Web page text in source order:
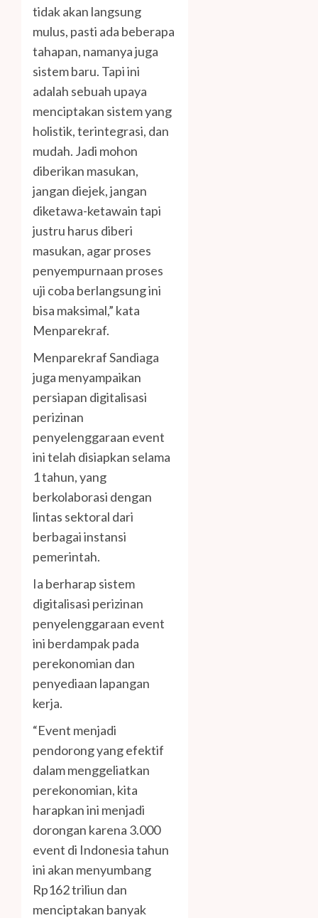
tidak akan langsung
mulus, pasti ada beberapa
tahapan, namanya juga
sistem baru. Tapi ini
adalah sebuah upaya
menciptakan sistem yang
holistik, terintegrasi, dan
mudah. Jadi mohon
diberikan masukan,
jangan diejek, jangan
diketawa-ketawain tapi
justru harus diberi
masukan, agar proses
penyempurnaan proses
uji coba berlangsung ini
bisa maksimal,” kata
Menparekraf.
Menparekraf Sandiaga
juga menyampaikan
persiapan digitalisasi
perizinan
penyelenggaraan event
ini telah disiapkan selama
1 tahun, yang
berkolaborasi dengan
lintas sektoral dari
berbagai instansi
pemerintah.
Ia berharap sistem
digitalisasi perizinan
penyelenggaraan event
ini berdampak pada
perekonomian dan
penyediaan lapangan
kerja.
“Event menjadi
pendorong yang efektif
dalam menggeliatkan
perekonomian, kita
harapkan ini menjadi
dorongan karena 3.000
event di Indonesia tahun
ini akan menyumbang
Rp162 triliun dan
menciptakan banyak